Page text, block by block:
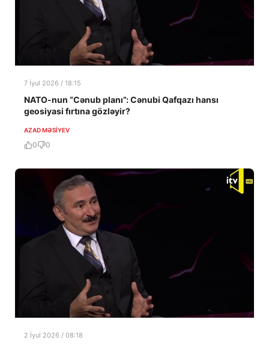
7 İyul 2026 / 18:15
NATO-nun “Cənub planı”: Cənubi Qafqazı hansı
geosiyasi fırtına gözləyir?
AZAD MƏSIYEV
0 0
2 İyul 2026 / 08:18